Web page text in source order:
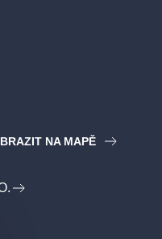
NA MAPĚ